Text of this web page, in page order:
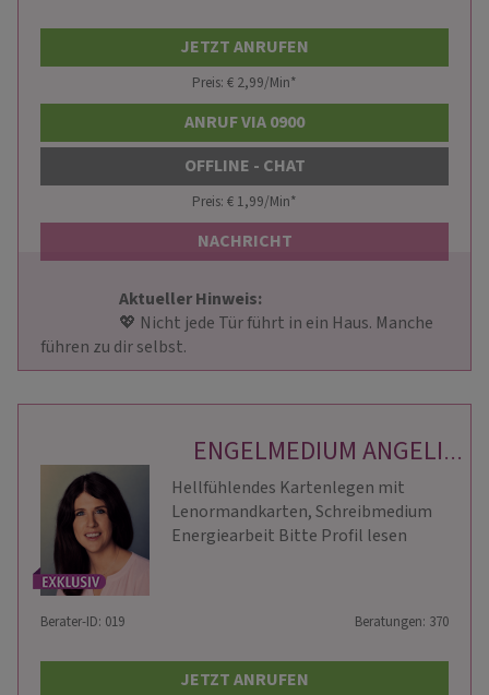
JETZT ANRUFEN
Preis: € 2,99/Min*
ANRUF VIA 0900
OFFLINE - CHAT
Preis: € 1,99/Min*
NACHRICHT
Aktueller Hinweis:
führen zu dir selbst.
ENGELMEDIUM ANGELIKA
Hellfühlendes Kartenlegen mit
Lenormandkarten, Schreibmedium
Energiearbeit Bitte Profil lesen
Berater-ID: 019 Beratungen: 370
JETZT ANRUFEN